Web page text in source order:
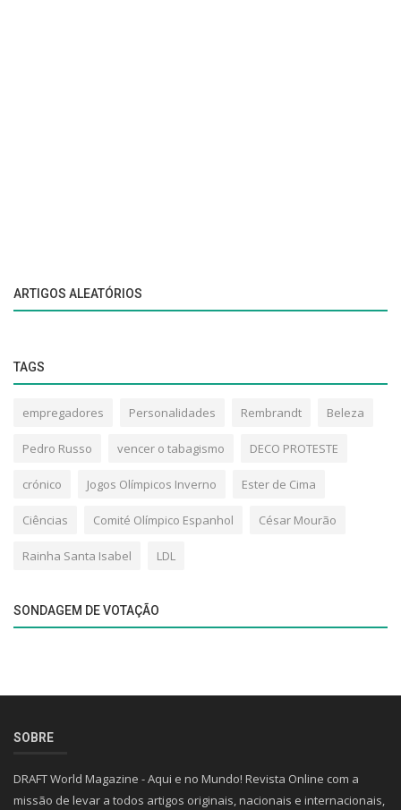
ARTIGOS ALEATÓRIOS
TAGS
empregadores Personalidades Rembrandt Beleza
Pedro Russo vencer o tabagismo DECO PROTESTE
crónico Jogos Olímpicos Inverno Ester de Cima
Ciências Comité Olímpico Espanhol César Mourão
Rainha Santa Isabel LDL
SONDAGEM DE VOTAÇÃO
SOBRE
DRAFT World Magazine - Aqui e no Mundo! Revista Online com a
missão de levar a todos artigos originais, nacionais e internacionais,